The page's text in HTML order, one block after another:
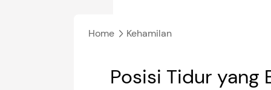
Home
Kehamilan
Posisi Tidur yang